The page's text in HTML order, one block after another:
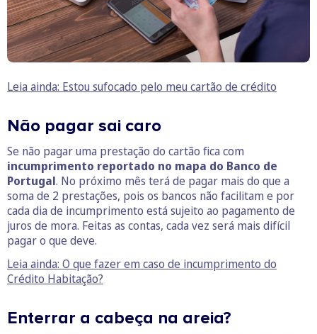
Leia ainda: Estou sufocado pelo meu cartão de crédito
Não pagar sai caro
Se não pagar uma prestação do cartão fica com
incumprimento reportado no mapa do Banco de
Portugal. No próximo mês terá de pagar mais do que a
soma de 2 prestações, pois os bancos não facilitam e por
cada dia de incumprimento está sujeito ao pagamento de
juros de mora. Feitas as contas, cada vez será mais difícil
pagar o que deve.
Leia ainda: O que fazer em caso de incumprimento do
Crédito Habitação?
Enterrar a cabeça na areia?